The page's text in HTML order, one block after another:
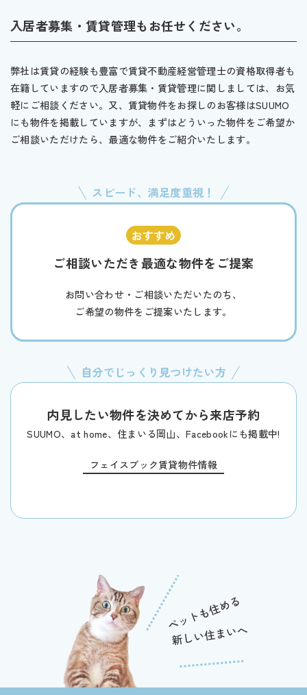
入居者募集・賃貸管理もお任せください。
弊社は賃貸の経験も豊富で賃貸不動産経営管理士の資格取得者も
在籍していますので入居者募集・賃貸管理に関しましては、お気
軽にご相談ください。又、賃貸物件をお探しのお客様はSUUMO
にも物件を掲載していますが、まずはどういった物件をご希望か
ご相談いただけたら、最適な物件をご紹介いたします。
スピード、満足度重視！
ご相談いただき最適な物件をご提案
お問い合わせ・ご相談いただいたのち、
ご希望の物件をご提案いたします。
自分でじっくり見つけたい方
内見したい物件を決めてから来店予約
SUUMO、at home、住まいる岡山、Facebookにも掲載中!
フェイスブック賃貸物件情報